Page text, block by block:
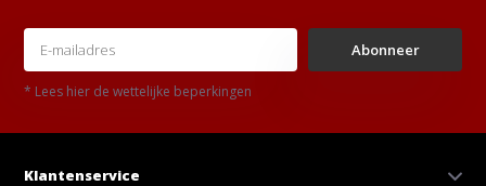
Abonneer
* Lees hier de wettelijke beperkingen
Klantenservice